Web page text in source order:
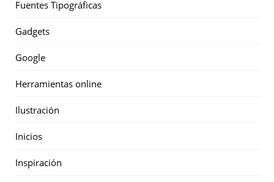
Fuentes Tipográficas
Gadgets
Google
Herramientas online
Ilustración
Inicios
Inspiración